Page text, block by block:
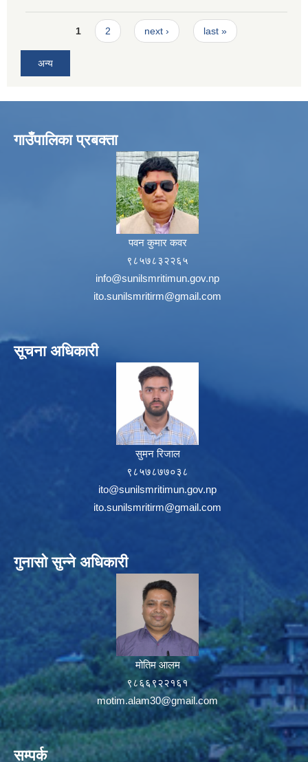
Pages1 2 next › last »
अन्य
गाउँपालिका प्रबक्ता
पवन कुमार कवर
९८५७८३२२६५
info@sunilsmritimun.gov.np
ito.sunilsmritirm@gmail.com
सूचना अधिकारी
सुमन रिजाल
९८५७८७७०३८
ito@sunilsmritimun.gov.np
ito.sunilsmritirm@gmail.com
गुनासो सुन्ने अधिकारी
मोतिम आलम
९८६६९२२१६१
motim.alam30@gmail.com
सम्पर्क